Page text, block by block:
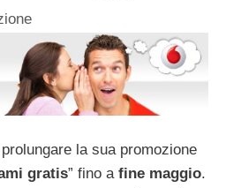
la sua promozione
gratis” fino a fine maggio.